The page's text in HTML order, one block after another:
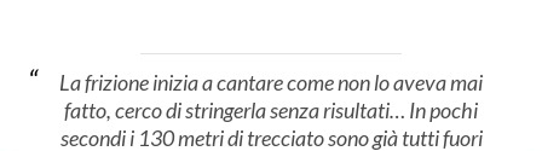
La frizione inizia a cantare come non lo aveva mai
fatto, cerco di stringerla senza risultati… In pochi
secondi i 130 metri di trecciato sono già tutti fuori